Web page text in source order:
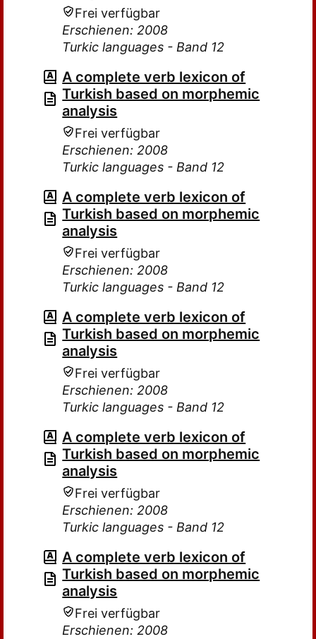
Frei verfügbar
Erschienen: 2008
Turkic languages - Band 12
A complete verb lexicon of
Turkish based on morphemic
analysis
Frei verfügbar
Erschienen: 2008
Turkic languages - Band 12
A complete verb lexicon of
Turkish based on morphemic
analysis
Frei verfügbar
Erschienen: 2008
Turkic languages - Band 12
A complete verb lexicon of
Turkish based on morphemic
analysis
Frei verfügbar
Erschienen: 2008
Turkic languages - Band 12
A complete verb lexicon of
Turkish based on morphemic
analysis
Frei verfügbar
Erschienen: 2008
Turkic languages - Band 12
A complete verb lexicon of
Turkish based on morphemic
analysis
Frei verfügbar
Erschienen: 2008